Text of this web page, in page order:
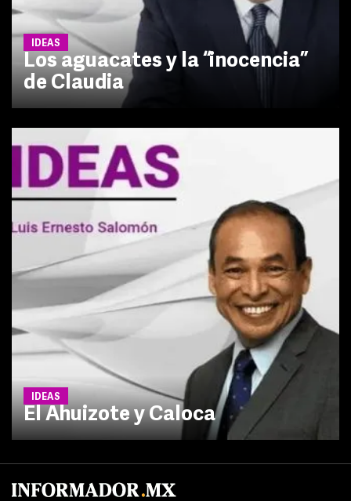
IDEAS
Los aguacates y la “inocencia”
de Claudia
IDEAS
El Ahuizote y Caloca